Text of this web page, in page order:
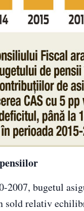
2007, bugetul
sold relativ